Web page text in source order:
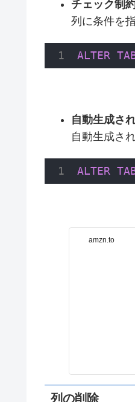
チェック制
列に条件を
ALTER
自動生成さ
自動生成さ
ALTER
amzn.to
列の削除